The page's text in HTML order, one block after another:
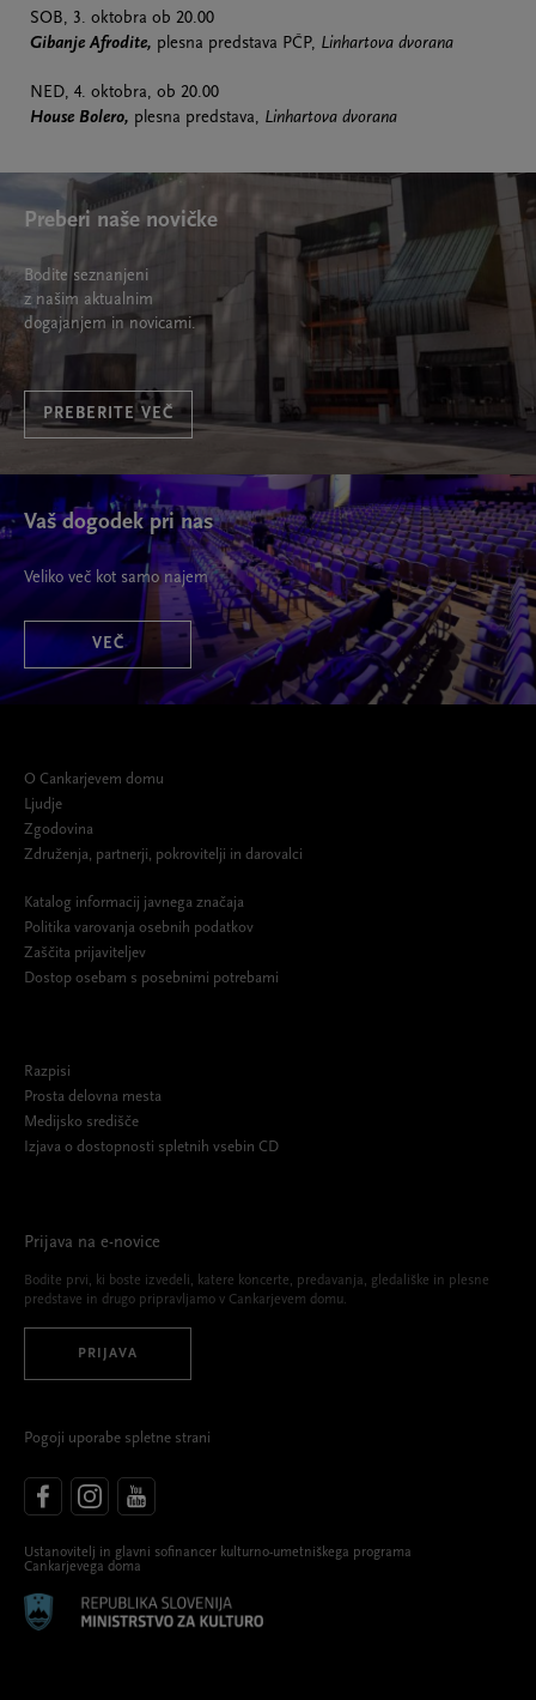
SOB, 3. oktobra ob 20.00
Gibanje Afrodite, plesna predstava PČP, Linhartova dvorana
NED, 4. oktobra, ob 20.00
House Bolero, plesna predstava, Linhartova dvorana
Preberi naše novičke
Bodite seznanjeni
z našim aktualnim
dogajanjem in novicami.
PREBERITE VEČ
Vaš dogodek pri nas
Veliko več kot samo najem
VEČ
O Cankarjevem domu
Ljudje
Zgodovina
Združenja, partnerji, pokrovitelji in darovalci
Katalog informacij javnega značaja
Politika varovanja osebnih podatkov
Zaščita prijaviteljev
Dostop osebam s posebnimi potrebami
Razpisi
Prosta delovna mesta
Medijsko središče
Izjava o dostopnosti spletnih vsebin CD
Prijava na e-novice
Bodite prvi, ki boste izvedeli, katere koncerte, predavanja, gledališke in plesne
predstave in drugo pripravljamo v Cankarjevem domu.
PRIJAVA
Pogoji uporabe spletne strani
Ustanovitelj in glavni sofinancer kulturno-umetniškega programa
Cankarjevega doma